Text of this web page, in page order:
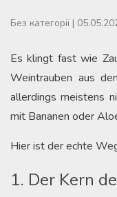
Без категорії |
Es klingt fast wie
Weintrauben aus
allerdings meistens
mit Bananen oder
Hier ist der echte
1. Der Kern